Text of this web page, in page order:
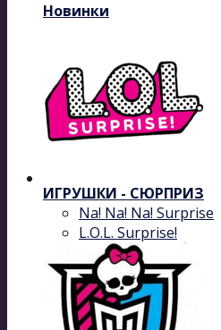
Новинки
ИГРУШКИ - СЮРПРИЗ
Na! Na! Na! Surprise
L.O.L. Surprise!